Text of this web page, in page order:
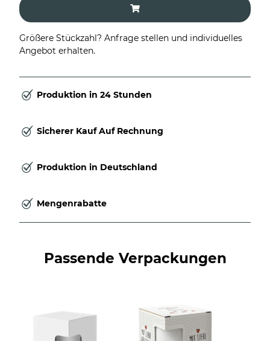
Größere Stückzahl? Anfrage stellen und individuelles
Angebot erhalten.
Produktion in 24 Stunden
Sicherer Kauf Auf Rechnung
Produktion in Deutschland
Mengenrabatte
Passende Verpackungen